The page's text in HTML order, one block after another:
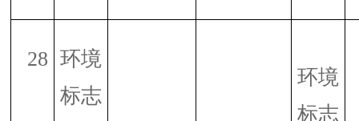
28 环境
标志
环境
标志